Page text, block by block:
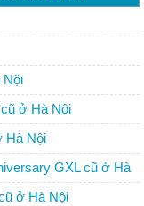
Nội
ở Hà Nội
Hà Nội
GXL cũ ở Hà
ở Hà Nội